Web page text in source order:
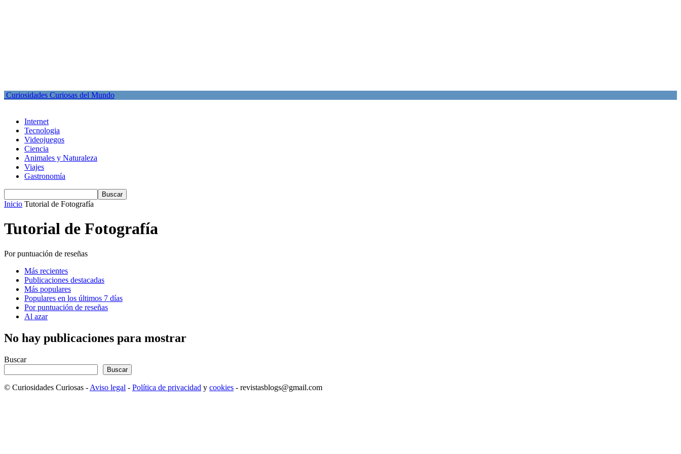
Curiosidades Curiosas del Mundo
Internet
Tecnologia
Videojuegos
Ciencia
Animales y Naturaleza
Viajes
Gastronomía
Inicio Tutorial de Fotografía
Tutorial de Fotografía
Por puntuación de reseñas
Más recientes
Publicaciones destacadas
Más populares
Populares en los últimos 7 días
Por puntuación de reseñas
Al azar
No hay publicaciones para mostrar
Buscar
Buscar
© Curiosidades Curiosas - Aviso legal - Política de privacidad y cookies - revistasblogs@gmail.com